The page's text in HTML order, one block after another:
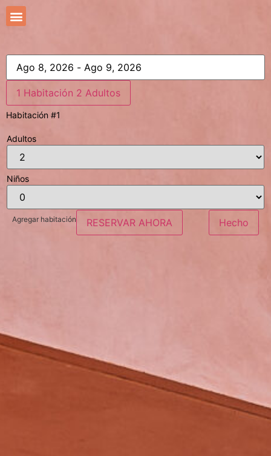
1 Habitación 2 Adultos
Habitación #1
Adultos
Niños
Agregar habitación Hecho
RESERVAR AHORA